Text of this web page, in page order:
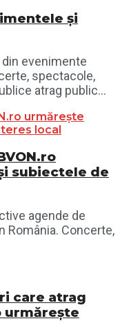
și
evenimente
spectacole,
atrag public...
subiectele de
agende de
România. Concerte,
care atrag
urmărește